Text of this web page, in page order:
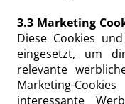
3.3 Marketing
Diese Cookies
eingesetzt, um
relevante
Marketing-
interessante